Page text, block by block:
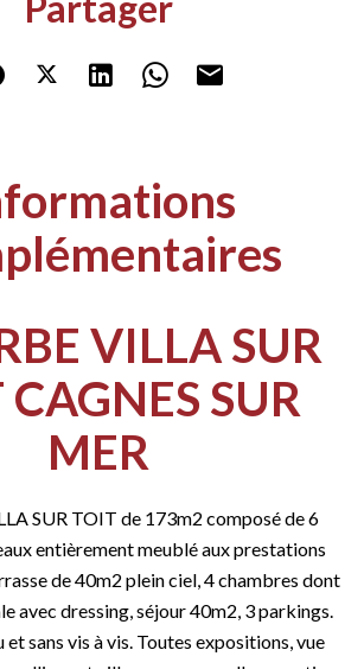
VILLA SUR
SUR
MER
SUR TOIT de 173m2 composé de 6
entièrement meublé aux prestations
de 40m2 plein ciel, 4 chambres dont
avec dressing, séjour 40m2, 3 parkings.
sans vis à vis. Toutes expositions, vue